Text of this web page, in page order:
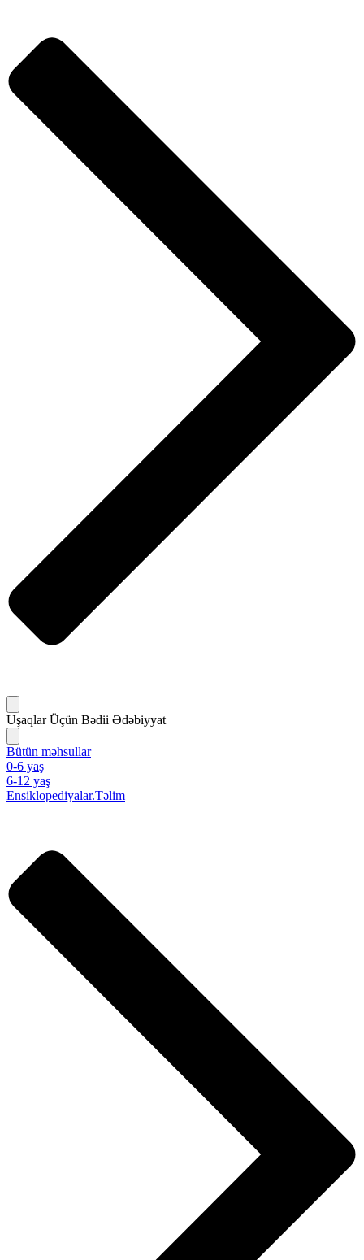
Uşaqlar Üçün Bədii Ədəbiyyat
Bütün məhsullar
0-6 yaş
6-12 yaş
Ensiklopediyalar.Təlim